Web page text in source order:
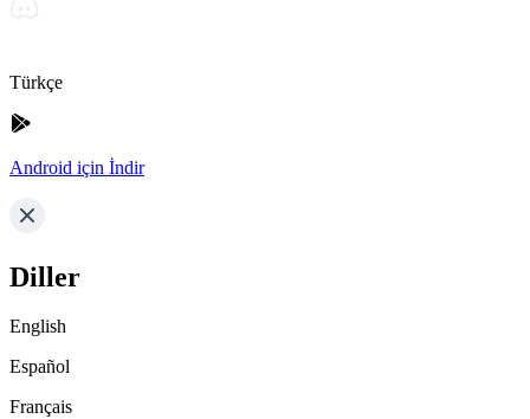
Türkçe
Android için İndir
Diller
English
Español
Français